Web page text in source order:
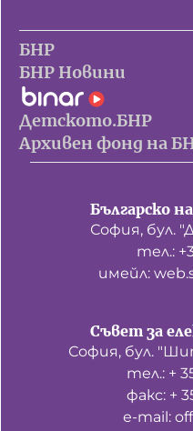
БНР
БНР Новини
Детското.БНР
Архивен фонд на
Българско
София, бул.
тел.:
имейл:
Съвет за
София, бул.
тел.: +
факс: +
е-mail: